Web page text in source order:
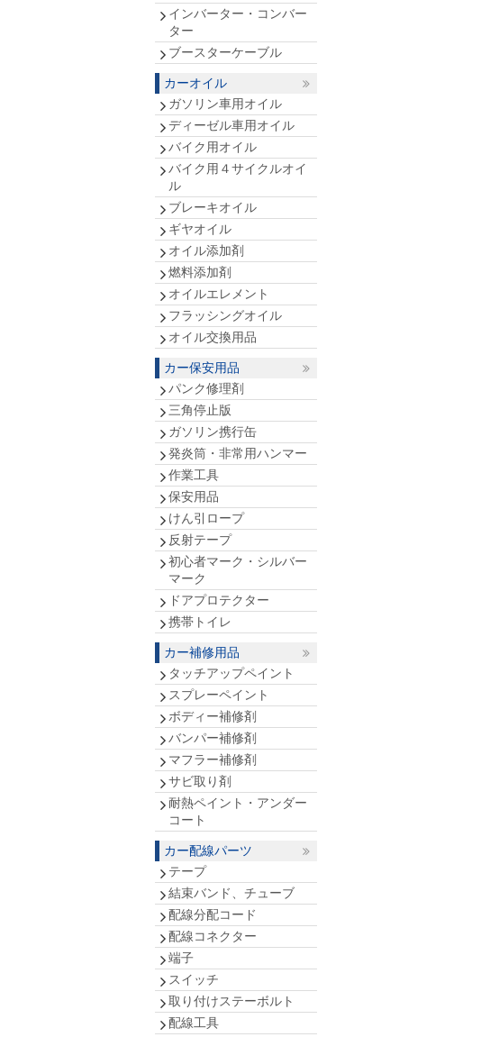
インバーター・コンバー
ター
ブースターケーブル
カーオイル
ガソリン車用オイル
ディーゼル車用オイル
バイク用オイル
バイク用４サイクルオイ
ル
ブレーキオイル
ギヤオイル
オイル添加剤
燃料添加剤
オイルエレメント
フラッシングオイル
オイル交換用品
カー保安用品
パンク修理剤
三角停止版
ガソリン携行缶
発炎筒・非常用ハンマー
作業工具
保安用品
けん引ロープ
反射テープ
初心者マーク・シルバー
マーク
ドアプロテクター
携帯トイレ
カー補修用品
タッチアップペイント
スプレーペイント
ボディー補修剤
バンパー補修剤
マフラー補修剤
サビ取り剤
耐熱ペイント・アンダー
コート
カー配線パーツ
テープ
結束バンド、チューブ
配線分配コード
配線コネクター
端子
スイッチ
取り付けステーボルト
配線工具